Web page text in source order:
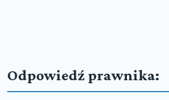
Odpowiedź prawnika: